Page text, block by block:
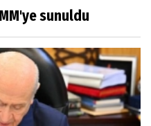
sunuldu